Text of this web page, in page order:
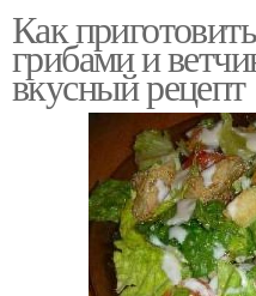
Как
грибами и
вкусный рецепт